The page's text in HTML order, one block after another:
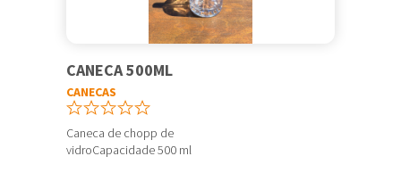
CANECA 500ML
CANECAS
Caneca de chopp de
vidroCapacidade 500 ml